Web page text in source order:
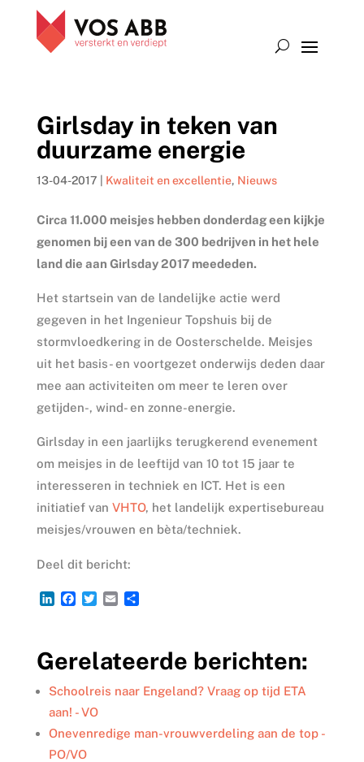
Girlsday in teken van
duurzame energie
13-04-2017 Kwaliteit en excellentie, Nieuws
Circa 11.000 meisjes hebben donderdag een kijkje
genomen bij een van de 300 bedrijven in het hele
land die aan Girlsday 2017 meededen.
Het startsein van de landelijke actie werd
gegeven in het Ingenieur Topshuis bij de
stormvloedkering in de Oosterschelde. Meisjes
uit het basis- en voortgezet onderwijs deden daar
mee aan activiteiten om meer te leren over
getijden-, wind- en zonne-energie.
Girlsday in een jaarlijks terugkerend evenement
om meisjes in de leeftijd van 10 tot 15 jaar te
interesseren in techniek en ICT. Het is een
initiatief van VHTO, het landelijk expertisebureau
meisjes/vrouwen en bèta/techniek.
Deel dit bericht:
L
e
d
I
n
F
b
o
o
k
T
t
e
r
E
l
D
n
Gerelateerde berichten:
Schoolreis naar Engeland? Vraag op tijd ETA
aan! - VO
Onevenredige man-vrouwverdeling aan de top -
PO/VO